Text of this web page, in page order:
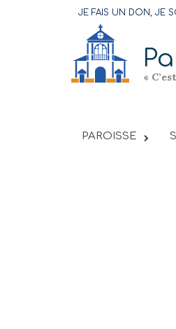
content
JE FAIS UN DON, JE
«
PAROISSE